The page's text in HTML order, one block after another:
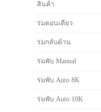
สินค้า
ร่มตอนเดียว
ร่มกลับด้าน
ร่มพับ Manual
ร่มพับ Auto 8K
ร่มพับ Auto 10K